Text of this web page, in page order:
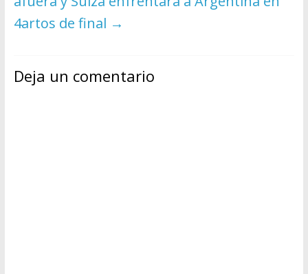
4artos de final →
Deja un comentario